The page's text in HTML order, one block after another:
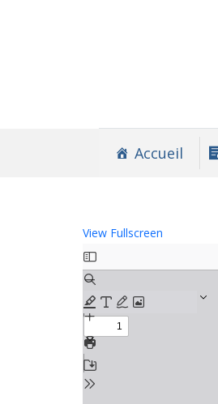
Accueil
View Fullscreen
Aller
au
contenu
PDF